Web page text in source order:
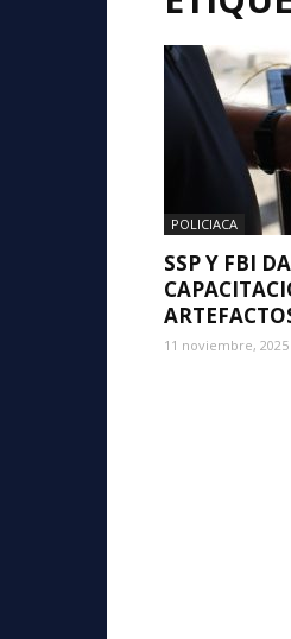
POLICIACA
SSP Y FBI
11 noviembre, 2025